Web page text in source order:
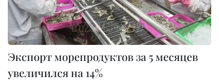
Экспорт морепродуктов за 5 месяцев
увеличился на 14%